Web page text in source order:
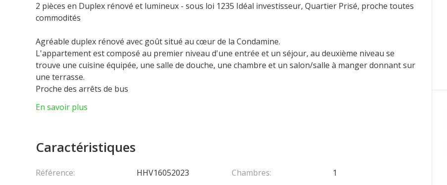
2 pièces en Duplex rénové et lumineux - sous loi 1235 Idéal investisseur, Quartier Prisé, proche toutes
commodités
Agréable duplex rénové avec goût situé au cœur de la Condamine.
L'appartement est composé au premier niveau d'une entrée et un séjour, au deuxième niveau se
trouve une cuisine équipée, une salle de douche, une chambre et un salon/salle à manger donnant sur
une terrasse.
Proche des arrêts de bus
Lois : Loi 1235
En savoir plus
Caractéristiques
Référence:
HHV16052023
Chambres:
1